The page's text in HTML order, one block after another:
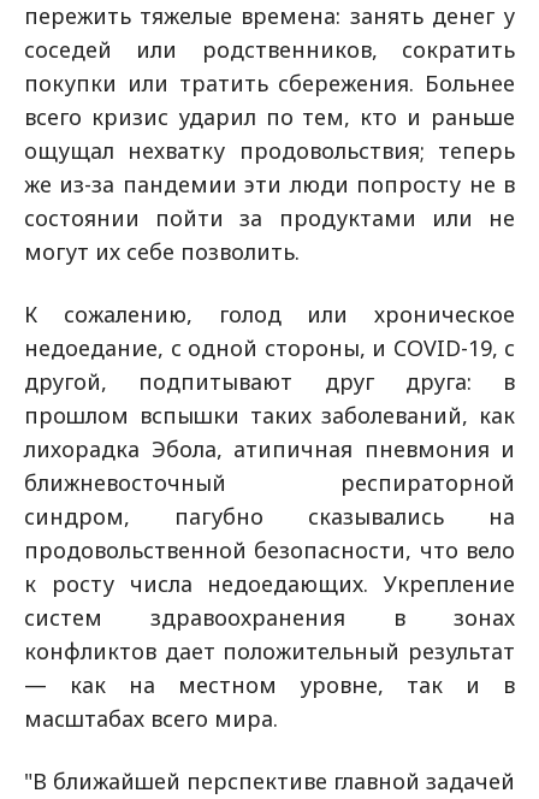
пережить тяжелые времена: занять денег у
соседей или родственников, сократить
покупки или тратить сбережения. Больнее
всего кризис ударил по тем, кто и раньше
ощущал нехватку продовольствия; теперь
же из-за пандемии эти люди попросту не в
состоянии пойти за продуктами или не
могут их себе позволить.
К сожалению, голод или хроническое
недоедание, с одной стороны, и COVID-19, с
другой, подпитывают друг друга: в
прошлом вспышки таких заболеваний, как
лихорадка Эбола, атипичная пневмония и
ближневосточный респираторной
синдром, пагубно сказывались на
продовольственной безопасности, что вело
к росту числа недоедающих. Укрепление
систем здравоохранения в зонах
конфликтов дает положительный результат
— как на местном уровне, так и в
масштабах всего мира.
"В ближайшей перспективе главной задачей